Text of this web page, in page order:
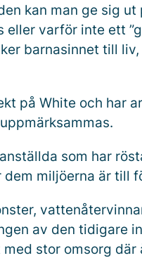
kan man ge sig
varför inte ett
barnasinnet till liv,
på White och har
som har
miljöerna är till
av den tidigare
stor omsorg där